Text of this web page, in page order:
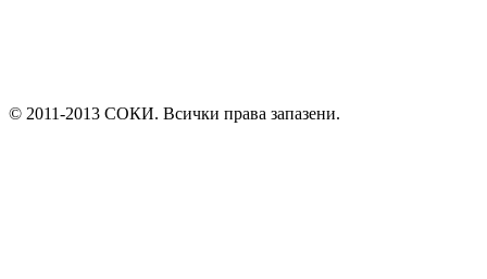
© 2011-2013 СОКИ. Всички права запазени.